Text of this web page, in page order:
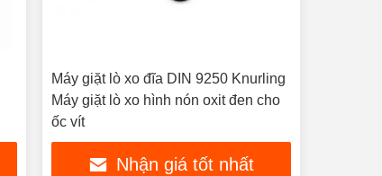
Máy giặt lò xo đĩa DIN 9250 Knurling
Máy giặt lò xo hình nón oxit đen cho
ốc vít
Nhận giá tốt nhất